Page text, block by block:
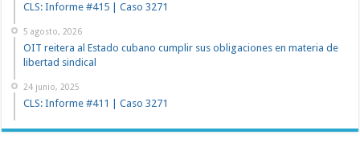
CLS: Informe #415 | Caso 3271
5 agosto, 2026
OIT reitera al Estado cubano cumplir sus obligaciones en materia de
libertad sindical
24 junio, 2025
CLS: Informe #411 | Caso 3271